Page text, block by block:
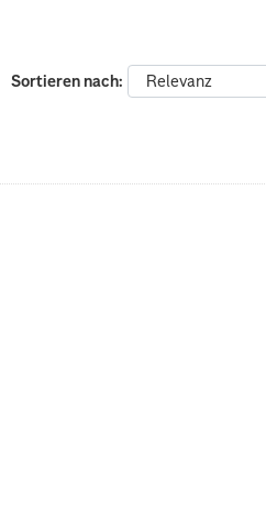
Sortieren nach